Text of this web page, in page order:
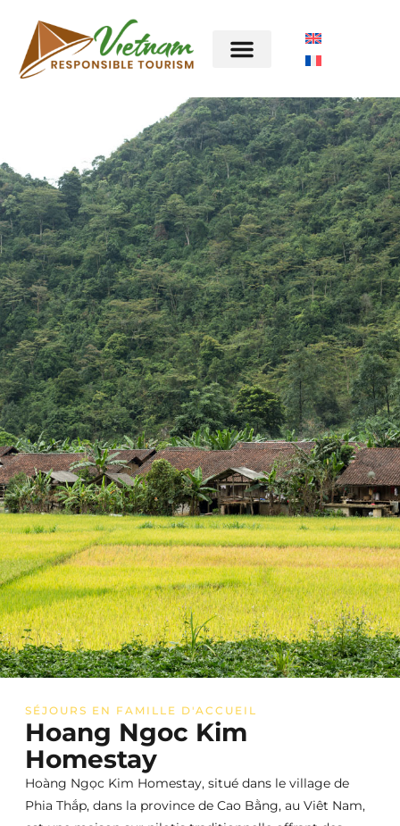
SÉJOURS EN FAMILLE D'ACCUEIL
Hoang Ngoc Kim
Homestay
Hoàng Ngọc Kim Homestay, situé dans le village de
Phia Thắp, dans la province de Cao Bằng, au Viêt Nam,